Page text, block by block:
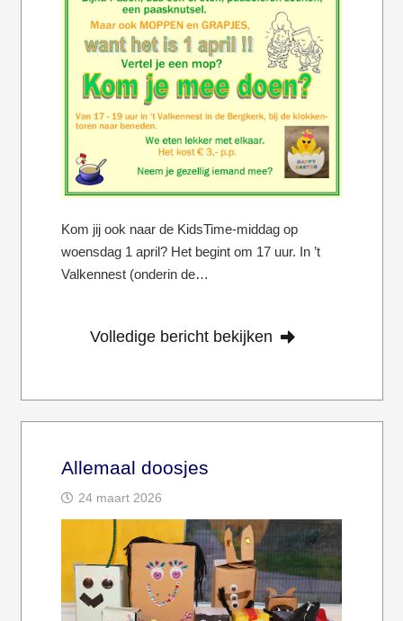
Kom jij ook naar de KidsTime-middag op
woensdag 1 april? Het begint om 17 uur. In ’t
Valkennest (onderin de…
Volledige bericht bekijken
Allemaal doosjes
24 maart 2026